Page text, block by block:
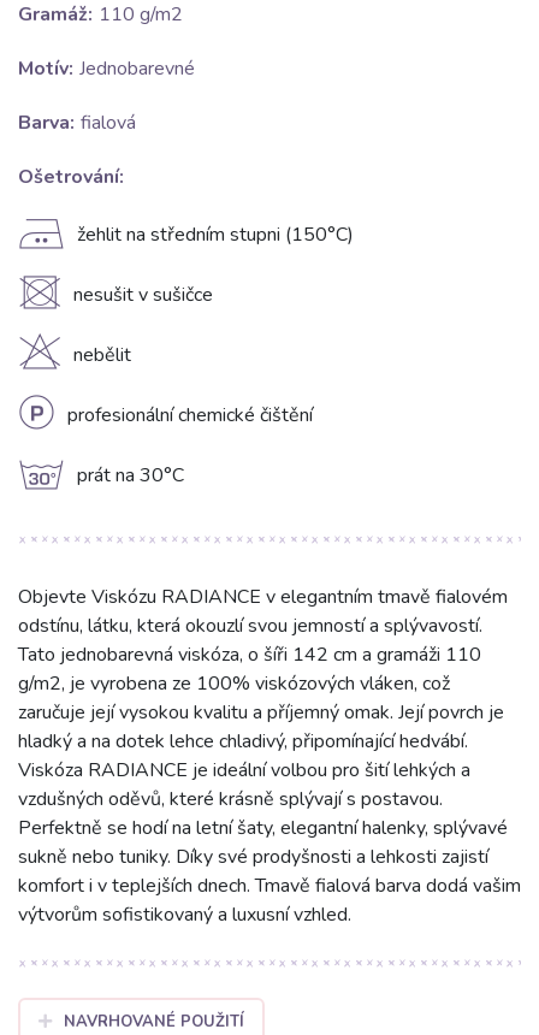
Gramáž: 110 g/m2
Motív: Jednobarevné
Barva: fialová
Ošetrování:
E žehlit na středním stupni (150°C)
U nesušit v sušičce
H nebělit
L profesionální chemické čištění
g prát na 30°C
Objevte Viskózu RADIANCE v elegantním tmavě fialovém
odstínu, látku, která okouzlí svou jemností a splývavostí.
Tato jednobarevná viskóza, o šíři 142 cm a gramáži 110
g/m2, je vyrobena ze 100% viskózových vláken, což
zaručuje její vysokou kvalitu a příjemný omak. Její povrch je
hladký a na dotek lehce chladivý, připomínající hedvábí.
Viskóza RADIANCE je ideální volbou pro šití lehkých a
vzdušných oděvů, které krásně splývají s postavou.
Perfektně se hodí na letní šaty, elegantní halenky, splývavé
sukně nebo tuniky. Díky své prodyšnosti a lehkosti zajistí
komfort i v teplejších dnech. Tmavě fialová barva dodá vašim
výtvorům sofistikovaný a luxusní vzhled.
NAVRHOVANÉ POUŽITÍ